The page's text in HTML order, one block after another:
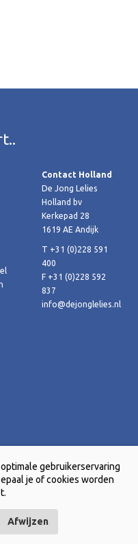
Contact Holland
De Jong Lelies
Holland bv
Kerkepad 28
1619 AE Andijk
T +31 (0)228 591
400
F +31 (0)228 592
837
info@dejonglelies.nl
bv |Website door Creative
gebruikerservaring
je of cookies worden
Afwijzen